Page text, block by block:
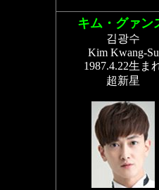
キム・グァン
김광수
Kim Kwang-Su
1987.4.22生ま
超新星